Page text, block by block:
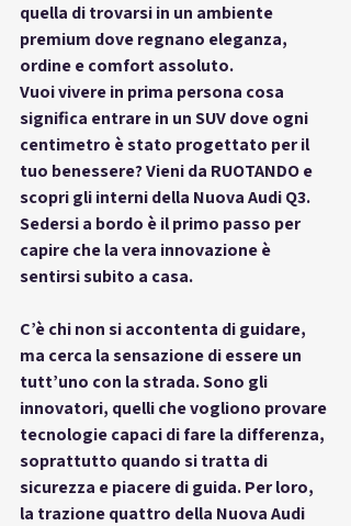
quella di trovarsi in un ambiente
premium dove regnano eleganza,
ordine e comfort assoluto.
Vuoi vivere in prima persona cosa
significa entrare in un SUV dove ogni
centimetro è stato progettato per il
tuo benessere? Vieni da RUOTANDO e
scopri gli interni della Nuova Audi Q3.
Sedersi a bordo è il primo passo per
capire che la vera innovazione è
sentirsi subito a casa.
C’è chi non si accontenta di guidare,
ma cerca la sensazione di essere un
tutt’uno con la strada. Sono gli
innovatori, quelli che vogliono provare
tecnologie capaci di fare la differenza,
soprattutto quando si tratta di
sicurezza e piacere di guida. Per loro,
la trazione quattro della Nuova Audi